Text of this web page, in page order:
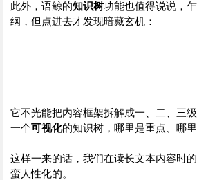
此外，语鲸的知识树功能也值得说说，
纲，但点进去才发现暗藏玄机：
它不光能把内容框架拆解成一、二、三
一个可视化的知识树，哪里是重点、哪
这样一来的话，我们在读长文本内容时的
蛮人性化的。